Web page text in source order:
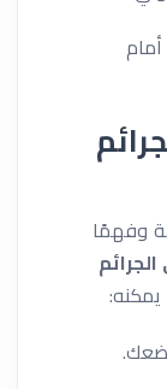
أمام
وفهمًا
يمكنه: